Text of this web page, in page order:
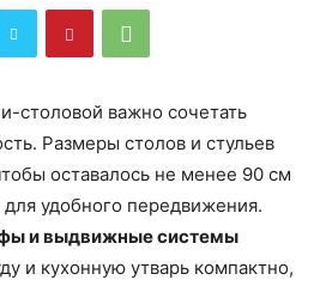
столовой важно сочетать
Размеры столов и стульев
оставалось не менее 90 см
удобного передвижения.
и выдвижные системы
и кухонную утварь компактно,